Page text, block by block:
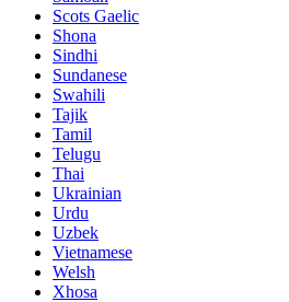
Scots Gaelic
Shona
Sindhi
Sundanese
Swahili
Tajik
Tamil
Telugu
Thai
Ukrainian
Urdu
Uzbek
Vietnamese
Welsh
Xhosa